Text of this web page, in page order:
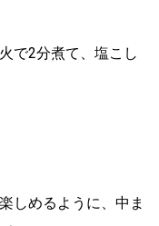
で2分煮て、塩こし
しめるように、中ま